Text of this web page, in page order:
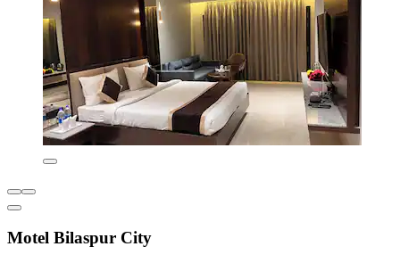
Motel Bilaspur City